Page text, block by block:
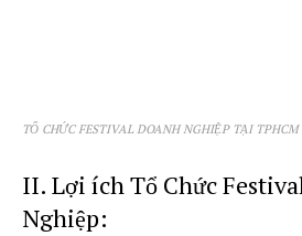
TỔ CHỨC FESTIVAL DOANH NGHIỆP TẠI TPHCM
II. Lợi ích Tổ Chức
Nghiệp: